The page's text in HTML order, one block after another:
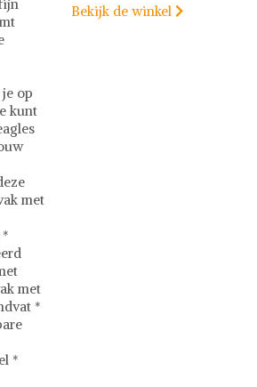
op
kunt
met
met
*
*
Bekijk de winkel 